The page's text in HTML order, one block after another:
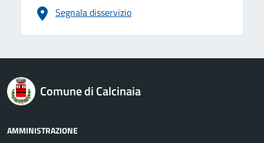
Segnala disservizio
logo Unione Europea
Comune di Calcinaia
AMMINISTRAZIONE